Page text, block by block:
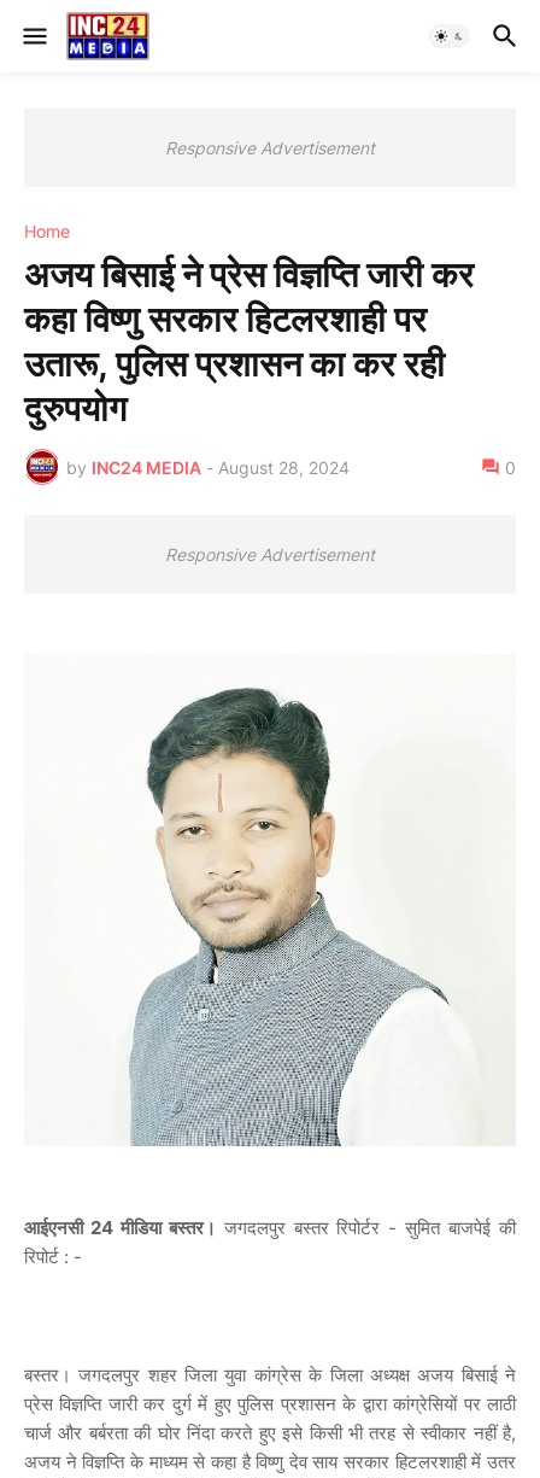
Responsive Advertisement
Home
अजय बिसाई ने प्रेस विज्ञप्ति जारी कर
कहा विष्णु सरकार हिटलरशाही पर
उतारू, पुलिस प्रशासन का कर रही
दुरुपयोग
by INC24 MEDIA - August 28, 2024 0
Responsive Advertisement
आईएनसी 24 मीडिया बस्तर। जगदलपुर बस्तर रिपोर्टर - सुमित बाजपेई की
रिपोर्ट : -
बस्तर। जगदलपुर शहर जिला युवा कांग्रेस के जिला अध्यक्ष अजय बिसाई ने
प्रेस विज्ञप्ति जारी कर दुर्ग में हुए पुलिस प्रशासन के द्वारा कांग्रेसियों पर लाठी
चार्ज और बर्बरता की घोर निंदा करते हुए इसे किसी भी तरह से स्वीकार नहीं है,
अजय ने विज्ञप्ति के माध्यम से कहा है विष्णु देव साय सरकार हिटलरशाही में उतर